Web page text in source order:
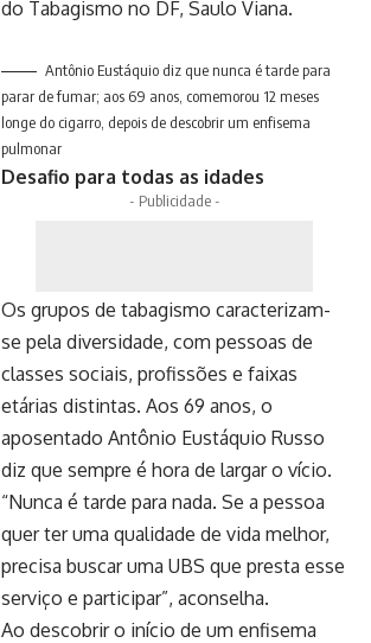
do Tabagismo no DF, Saulo Viana.
Antônio Eustáquio diz que nunca é tarde para
parar de fumar; aos 69 anos, comemorou 12 meses
longe do cigarro, depois de descobrir um enfisema
pulmonar
Desafio para todas as idades
- Publicidade -
Os grupos de tabagismo caracterizam-
se pela diversidade, com pessoas de
classes sociais, profissões e faixas
etárias distintas. Aos 69 anos, o
aposentado Antônio Eustáquio Russo
diz que sempre é hora de largar o vício.
“Nunca é tarde para nada. Se a pessoa
quer ter uma qualidade de vida melhor,
precisa buscar uma UBS que presta esse
serviço e participar”, aconselha.
Ao descobrir o início de um enfisema